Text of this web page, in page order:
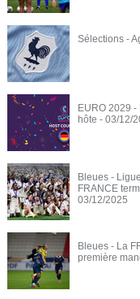
Sélections -
EURO 2029
hôte - 03/12/
Bleues -
FRANCE
03/12/2025
Bleues - La
première